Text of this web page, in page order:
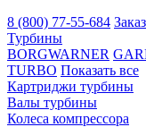
8 (800) 77-55-684
Турбины
BORGWARNER
TURBO Показать все
Картриджи турбины
Валы турбины
Колеса компрессора